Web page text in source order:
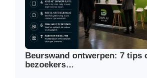
Beurswand ontwerpen: 7 tips
bezoekers…